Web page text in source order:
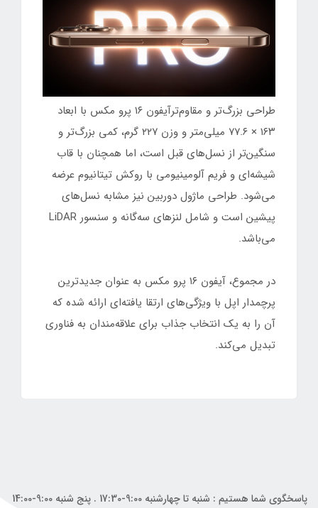
طراحی بزرگ‌تر و مقاوم‌ترآیفون ۱۶ پرو مکس با ابعاد
۱۶۳ × ۷۷.۶ میلی‌متر و وزن ۲۲۷ گرم، کمی بزرگ‌تر و
سنگین‌تر از نسل‌های قبل است، اما همچنان با قاب
شیشه‌ای و فریم آلومینیومی با روکش تیتانیوم عرضه
می‌شود. طراحی ماژول دوربین نیز مشابه نسل‌های
پیشین است و شامل لنزهای سه‌گانه و سنسور LiDAR
می‌باشد.
در مجموع، آیفون ۱۶ پرو مکس به عنوان جدیدترین
پرچمدار اپل با ویژگی‌های ارتقا یافته‌ای ارائه شده که
آن را به یک انتخاب جذاب برای علاقه‌مندان به فناوری
تبدیل می‌کند.
پاسخگوی شما هستیم : شنبه تا چهارشنبه 9:00-17:30 . پنج شنبه 9:00-14:00